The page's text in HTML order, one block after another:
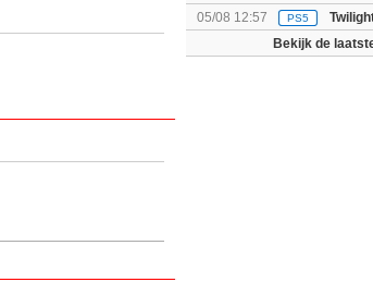
05/08 12:57
PS5
Bekijk de